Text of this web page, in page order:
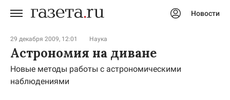
Новости
29 декабря 2009, 12:01 Наука
Астрономия на диване
Новые методы работы с астрономическими
наблюдениями